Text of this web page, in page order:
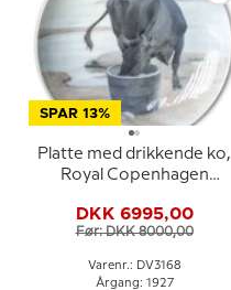
SPAR 13%
Platte med drikkende ko,
Royal Copenhagen
1927 (Gotfred Rode)
DKK 6995,00
Før: DKK 8000,00
Varenr.: DV3168
Årgang: 1927